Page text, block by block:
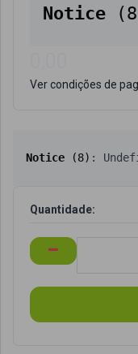
Notice
Ver condições de
Notice (8) :
Quantidade: